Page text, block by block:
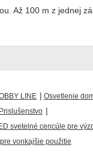
Až 100 m z jednej
LINE | Osvetlenie
Prislušenstvo |
svetelné cencúle pre
vonkajšie použitie